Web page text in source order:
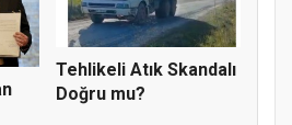
Tehlikeli Atık Skandalı
Doğru mu?